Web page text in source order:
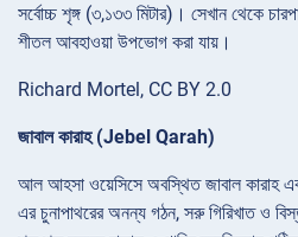
সর্বোচ্চ শৃঙ্গ (৩,১৩৩ মিটার)। সেখান থেকে
শীতল আবহাওয়া উপভোগ করা যায়।
Richard Mortel, CC BY 2.0
জাবাল কারাহ (Jebel Qarah)
আল আহসা ওয়েসিসে অবস্থিত জাবাল কারাহ
এর চুনাপাথরের অনন্য গঠন, সরু গিরিখাত ও